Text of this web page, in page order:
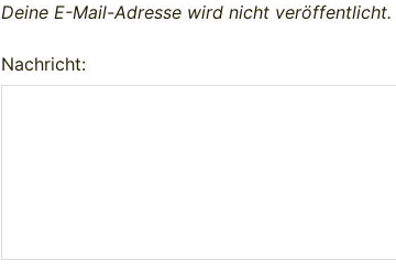
Deine E-Mail-Adresse wird nicht veröffentlicht.
Nachricht: